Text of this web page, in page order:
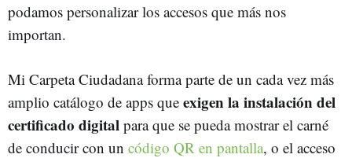
podamos personalizar los accesos que más nos
importan.
Mi Carpeta Ciudadana forma parte de un cada vez más
amplio catálogo de apps que exigen la instalación del
certificado digital para que se pueda mostrar el carné
de conducir con un código QR en pantalla, o el acceso